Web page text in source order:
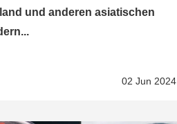
und anderen asiatischen
02 Jun 2024